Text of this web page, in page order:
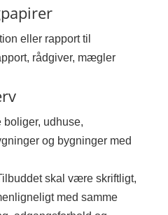
eller rapport til
rådgiver, mægler
udhuse,
og bygninger med
skal være skriftligt,
med samme